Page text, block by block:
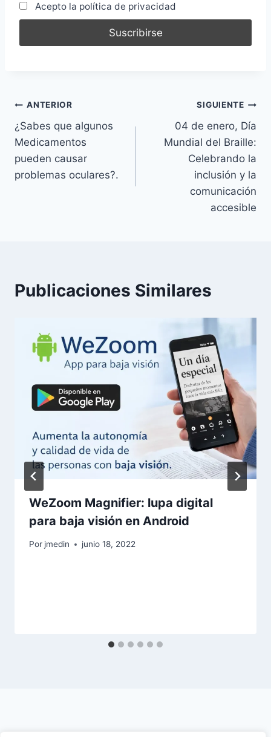
Acepto la política de privacidad
Navegación
de
entradas
ANTERIOR
¿Sabes que algunos
Medicamentos
pueden causar
problemas oculares?.
SIGUIENTE
04 de enero, Día
Mundial del Braille:
Celebrando la
inclusión y la
comunicación
accesible
Publicaciones Similares
WeZoom Magnifier: lupa digital
para baja visión en Android
Por jmedin junio 18, 2022